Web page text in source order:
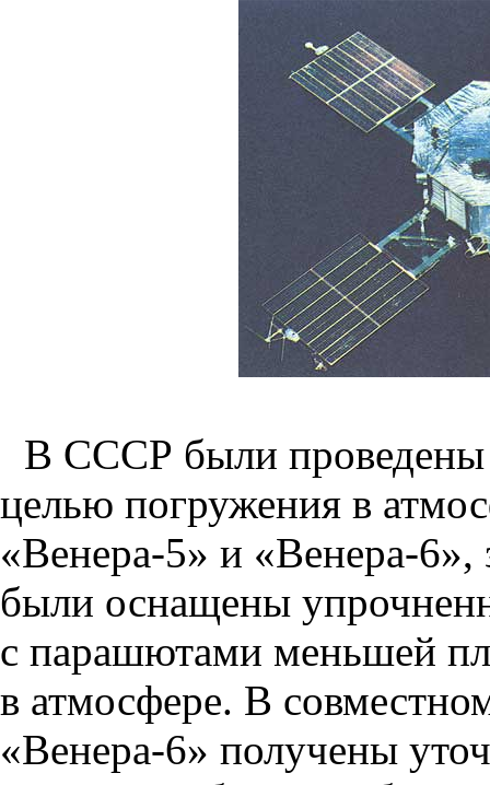
В СССР были проведены
целью погружения в
«Венера-5» и «Венера-6»,
были оснащены
с парашютами меньшей
в атмосфере. В
«Венера-6» получены